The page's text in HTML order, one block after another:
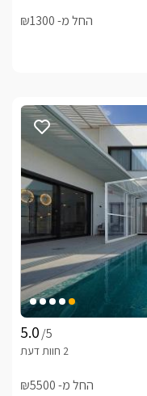
מתחם בקתות אגם נמצא בישוב דלתון בגליל העליון מדובר בנקודה
מצוינת לצאת ממנה למבחר מסלולי טיול רגליים, מסלולי רכיבה על
סוסים, טרקטורונים רייזרים, לחובבי האקסטרים נציע גם רפטינג
בנהר הירדן ולרומנטיקנים חוויה מרגשת ומפתיעה בכדור פורח, לכל
זה תוסיפו יקבים עם יינות מצויינים ומסעדות טובות. מדובר באזור
שופע אטרקציות שלא יהיה לכם רגע משעמם. המלצות על מסלולי
טיול ואתרים קרובים תוכלו לקבל מהמארחים שיעשו את זה מכל
בקתות אגם -
החל מ- ₪1300
/5
החל מ- ₪5500